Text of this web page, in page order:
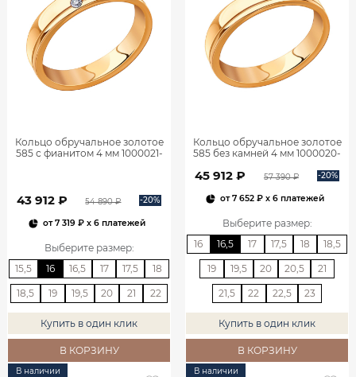
Кольцо обручальное золотое
585 с фианитом 4 мм 1000021-
43 912 ₽ 54 890 ₽ -20%
от7 319 ₽x 6 платежей
Выберите размер:
15,5
16 16,5 17 17,5 18
18,5 19 19,5 20 21 22
Купить в один клик
В КОРЗИНУ
Кольцо обручальное золотое
585 без камней 4 мм 1000020-
45 912 ₽ 57 390 ₽ -20%
от7 652 ₽x 6 платежей
Выберите размер:
16
16,5 17 17,5 18 18,5
19 19,5 20 20,5 21
21,5 22 22,5 23
Купить в один клик
В КОРЗИНУ
В наличии В наличии